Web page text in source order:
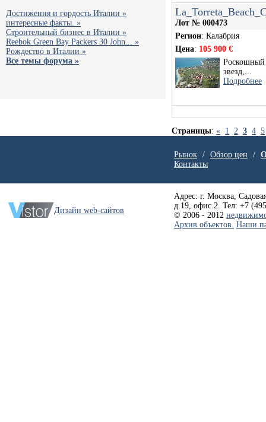
Достижения и гордость Италии »
интересные факты. »
Строительный бизнес в Италии »
Reebok Green Bay Packers 30 John... »
Рождество в Италии »
Все темы форума »
Лот № 000473
Регион: Калабрия
Цена: 105 900 €
Роскошный
звезд,...
Подробнее
Страницы: « 1 2 3 4 5
Рынок / Обзор цен /
Контакты
Дизайн web-сайтов
Адрес: г. Москва,
д.19, офис.2. Тел: +7
© 2006 - 2012
Архив объектов. Наши